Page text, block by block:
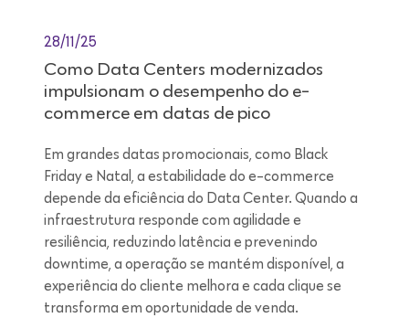
28/11/25
Como Data Centers modernizados
impulsionam o desempenho do e-
commerce em datas de pico
Em grandes datas promocionais, como Black
Friday e Natal, a estabilidade do e-commerce
depende da eficiência do Data Center. Quando a
infraestrutura responde com agilidade e
resiliência, reduzindo latência e prevenindo
downtime, a operação se mantém disponível, a
experiência do cliente melhora e cada clique se
transforma em oportunidade de venda.